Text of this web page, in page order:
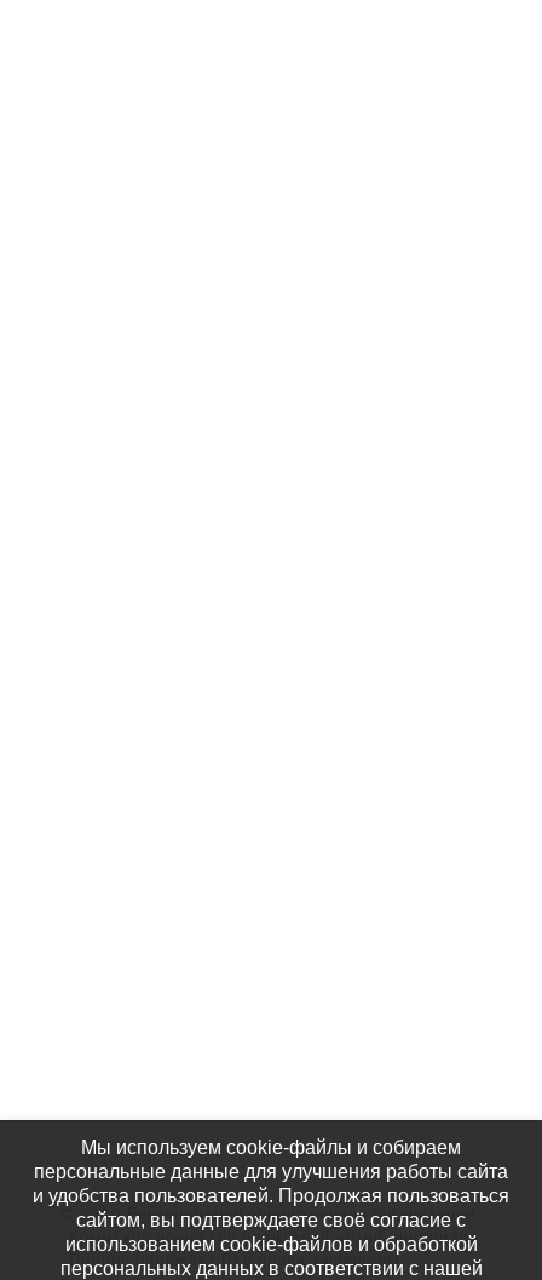
© 2020 Региональная общественная организация
«Крымское общество родителей детей-инвалидов
«Подари надежду» Все права защищены.
Мы используем cookie-файлы и собираем
персональные данные для улучшения работы сайта
и удобства пользователей. Продолжая пользоваться
сайтом, вы подтверждаете своё согласие с
использованием cookie-файлов и обработкой
персональных данных в соответствии с нашей